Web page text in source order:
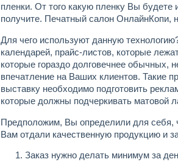
пленки. От того какую пленку Вы будете
получите. Печатный салон ОнлайнКопи,
Для чего используют данную
календарей, прайс-листов, которые
которые гораздо долговечнее обычных,
впечатление на Ваших клиентов. Такие
выставку необходимо подготовить
которые должны подчеркивать матовой
Предположим, Вы определили для себя,
Вам отдали качественную продукцию и
Заказ нужно делать минимум за